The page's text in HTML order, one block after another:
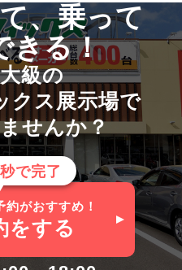
、乗って
きる！
級の
クス展示場で
せんか？
秒で完了
がおすすめ！
をする